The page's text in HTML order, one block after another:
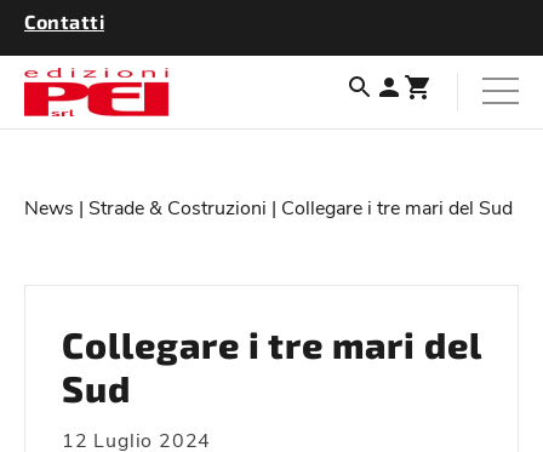
Contatti
News | Strade & Costruzioni | Collegare i tre mari del Sud
Collegare i tre mari del
Sud
12 Luglio 2024